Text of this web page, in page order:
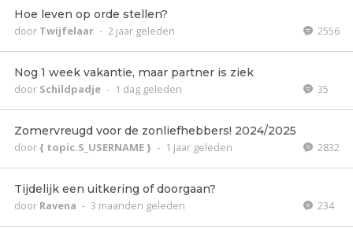
Hoe leven op orde stellen?
door Twijfelaar - 2 jaar geleden 2556
Nog 1 week vakantie, maar partner is ziek
door Schildpadje - 1 dag geleden 35
Zomervreugd voor de zonliefhebbers! 2024/2025
door{ topic.S_USERNAME } - 1 jaar geleden 2832
Tijdelijk een uitkering of doorgaan?
door Ravena - 3 maanden geleden 234